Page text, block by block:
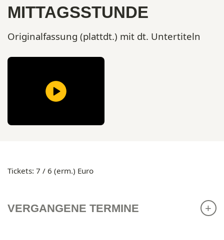
MITTAGSSTUNDE
Originalfassung (plattdt.) mit dt. Untertiteln
Tickets: 7 / 6 (erm.) Euro
VERGANGENE TERMINE